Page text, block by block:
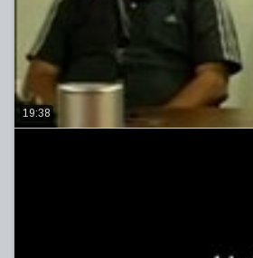
19:38